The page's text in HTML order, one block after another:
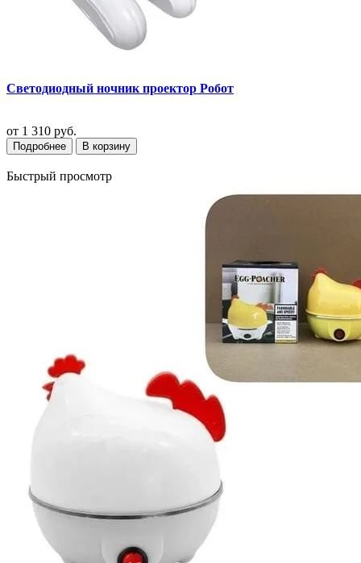
Светодиодный ночник проектор Робот
от 1 310 руб.
Подробнее В корзину
Быстрый просмотр